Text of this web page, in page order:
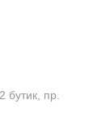
бутик, пр.